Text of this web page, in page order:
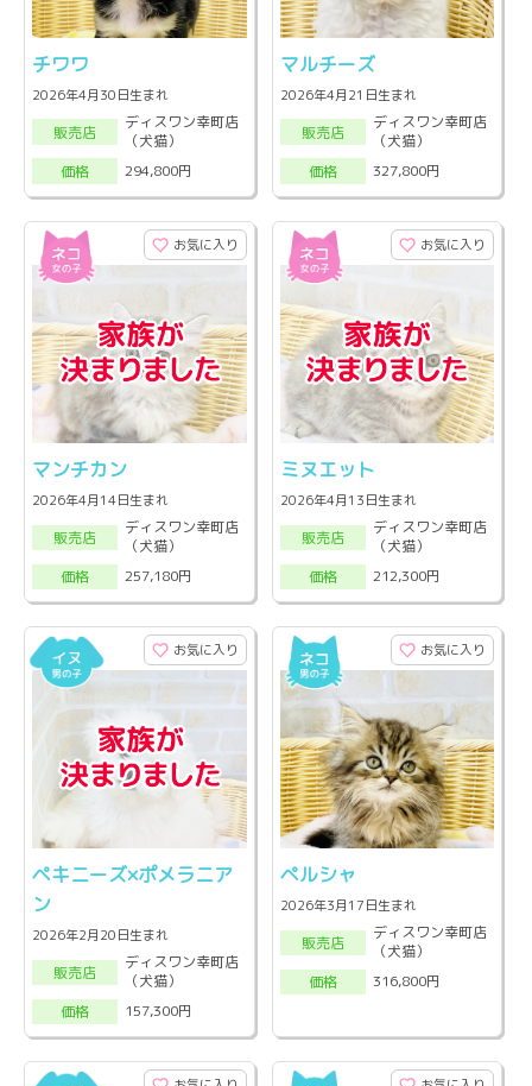
チワワ
2026年4月30日生まれ
販売店
ディスワン幸町店
（犬猫）
価格
294,800円
マルチーズ
2026年4月21日生まれ
販売店
ディスワン幸町店
（犬猫）
価格
327,800円
お気に入り
マンチカン
2026年4月14日生まれ
販売店
ディスワン幸町店
（犬猫）
価格
257,180円
お気に入り
ミヌエット
2026年4月13日生まれ
販売店
ディスワン幸町店
（犬猫）
価格
212,300円
お気に入り
ペキニーズ×ポメラニア
ン
2026年2月20日生まれ
販売店
ディスワン幸町店
（犬猫）
価格
157,300円
お気に入り
ペルシャ
2026年3月17日生まれ
販売店
ディスワン幸町店
（犬猫）
価格
316,800円